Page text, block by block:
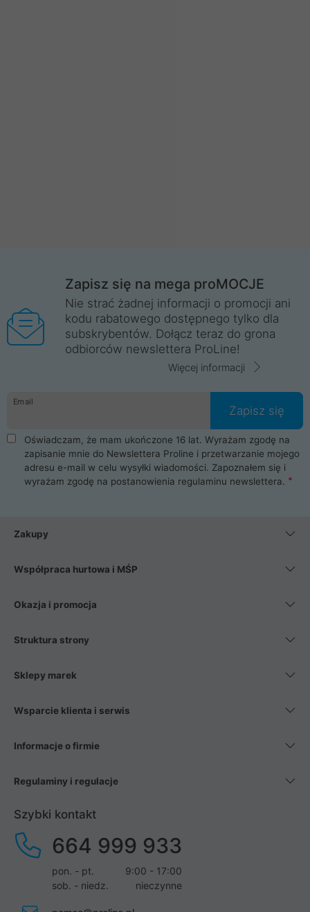
Zapisz się na mega proMOCJE
Nie strać żadnej informacji o promocji ani
kodu rabatowego dostępnego tylko dla
subskrybentów. Dołącz teraz do grona
odbiorców newslettera ProLine!
Więcej informacji
Email
Zapisz się
Oświadczam, że mam ukończone 16 lat. Wyrażam zgodę na
zapisanie mnie do Newslettera Proline i przetwarzanie mojego
adresu e-mail w celu wysyłki wiadomości. Zapoznałem się i
wyrażam zgodę na postanowienia regulaminu newslettera.
Zakupy
Współpraca hurtowa i MŚP
Okazja i promocja
Struktura strony
Sklepy marek
Wsparcie klienta i serwis
Informacje o firmie
Regulaminy i regulacje
Szybki kontakt
664 999 933
pon. - pt.
9:00 - 17:00
sob. - niedz.
nieczynne